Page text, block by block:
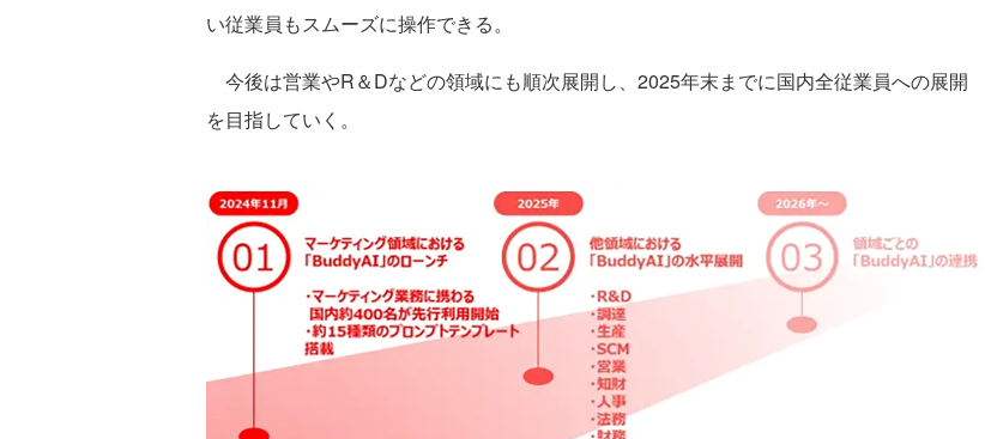
い従業員もスムーズに操作できる。
今後は営業やR＆Dなどの領域にも順次展開し、2025年末までに国内全従業員への展開
を目指していく。